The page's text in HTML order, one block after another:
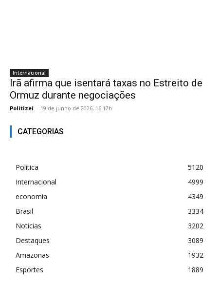
Internacional
Irã afirma que isentará taxas no Estreito de
Ormuz durante negociações
Politizei - 19 de junho de 2026, 16:12h
CATEGORIAS
Politica
5120
Internacional
4999
economia
4349
Brasil
3334
Noticias
3202
Destaques
3089
Amazonas
1932
Esportes
1889